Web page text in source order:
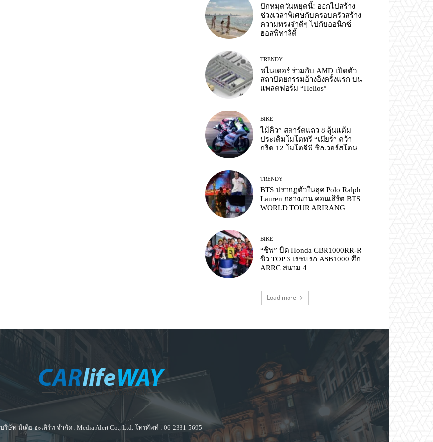
ปักหมุดวันหยุดนี้! ออกไปสร้าง
ช่วงเวลาพิเศษกับครอบครัวสร้าง
ความทรงจำดีๆ ไปกับออนิกซ์
ฮอสพิทาลิตี้
TRENDY
ชไนเดอร์ ร่วมกับ AMD เปิดตัว
สถาปัตยกรรมอ้างอิงครั้งแรก บน
แพลตฟอร์ม “Helios”
BIKE
ไม้คิว” สตาร์ตแถว 8 ลุ้นแต้ม
ประเดิมโมโตทรี “เมียร์” คว้า
กริด 12 โมโตจีพี ซิลเวอร์สโตน
TRENDY
BTS ปรากฏตัวในลุค Polo Ralph
Lauren กลางงาน คอนเสิร์ต BTS
WORLD TOUR ARIRANG
BIKE
“ชิพ” บิด Honda CBR1000RR-R
ซิว TOP 3 เรซแรก ASB1000 ศึก
ARRC สนาม 4
Load more
บริษัท มีเดีย อะเลิร์ท จำกัด : Media Alert Co., Ltd. โทรศัพท์ : 06-2331-5695